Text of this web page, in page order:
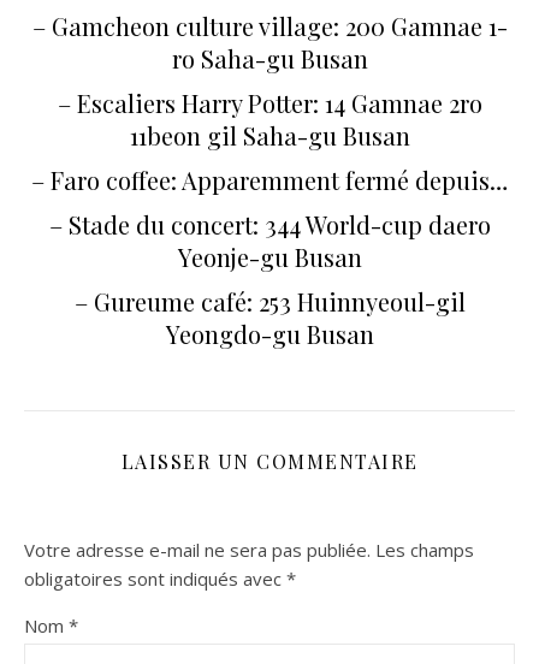
– Gamcheon culture village: 200 Gamnae 1-
ro Saha-gu Busan
– Escaliers Harry Potter: 14 Gamnae 2ro
11beon gil Saha-gu Busan
– Faro coffee: Apparemment fermé depuis…
– Stade du concert: 344 World-cup daero
Yeonje-gu Busan
– Gureume café: 253 Huinnyeoul-gil
Yeongdo-gu Busan
LAISSER UN COMMENTAIRE
Votre adresse e-mail ne sera pas publiée. Les champs
obligatoires sont indiqués avec *
Nom *